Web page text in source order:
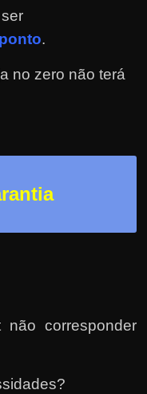
.
no zero não terá
corresponder